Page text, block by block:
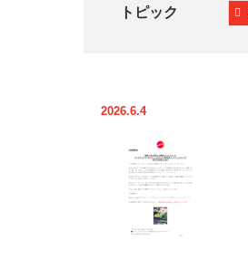
トピック
2026.6.4